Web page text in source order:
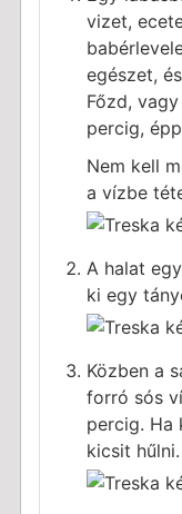
vizet,
egészet,
Főzd,
percig,
Nem kell
a vízbe
A halat
ki egy
Közben a
forró sós
percig. Ha
kicsit hűlni.